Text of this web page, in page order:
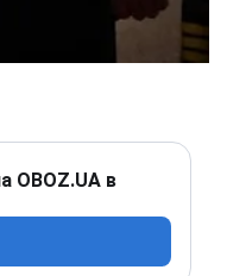
OBOZ.UA в